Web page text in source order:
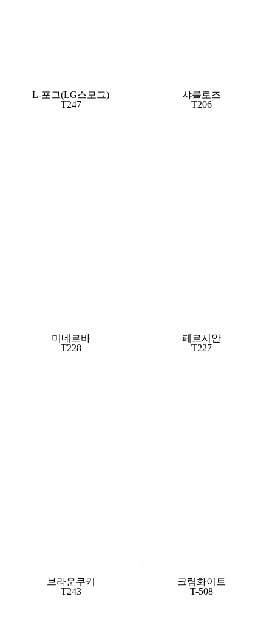
L-포그(LG스모그)
T247
샤를로즈
T206
미네르바
T228
페르시안
T227
브라운쿠키
T243
크림화이트
T-508